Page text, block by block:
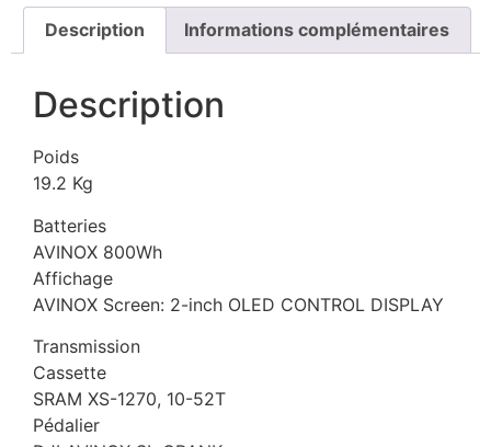
Description Informations complémentaires
Description
Poids
19.2 Kg
Batteries
AVINOX 800Wh
Affichage
AVINOX Screen: 2-inch OLED CONTROL DISPLAY
Transmission
Cassette
SRAM XS-1270, 10-52T
Pédalier